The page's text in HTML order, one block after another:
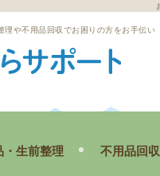
理や不用品回収でお困りの方をお手伝い
・生前整理 不用品回収